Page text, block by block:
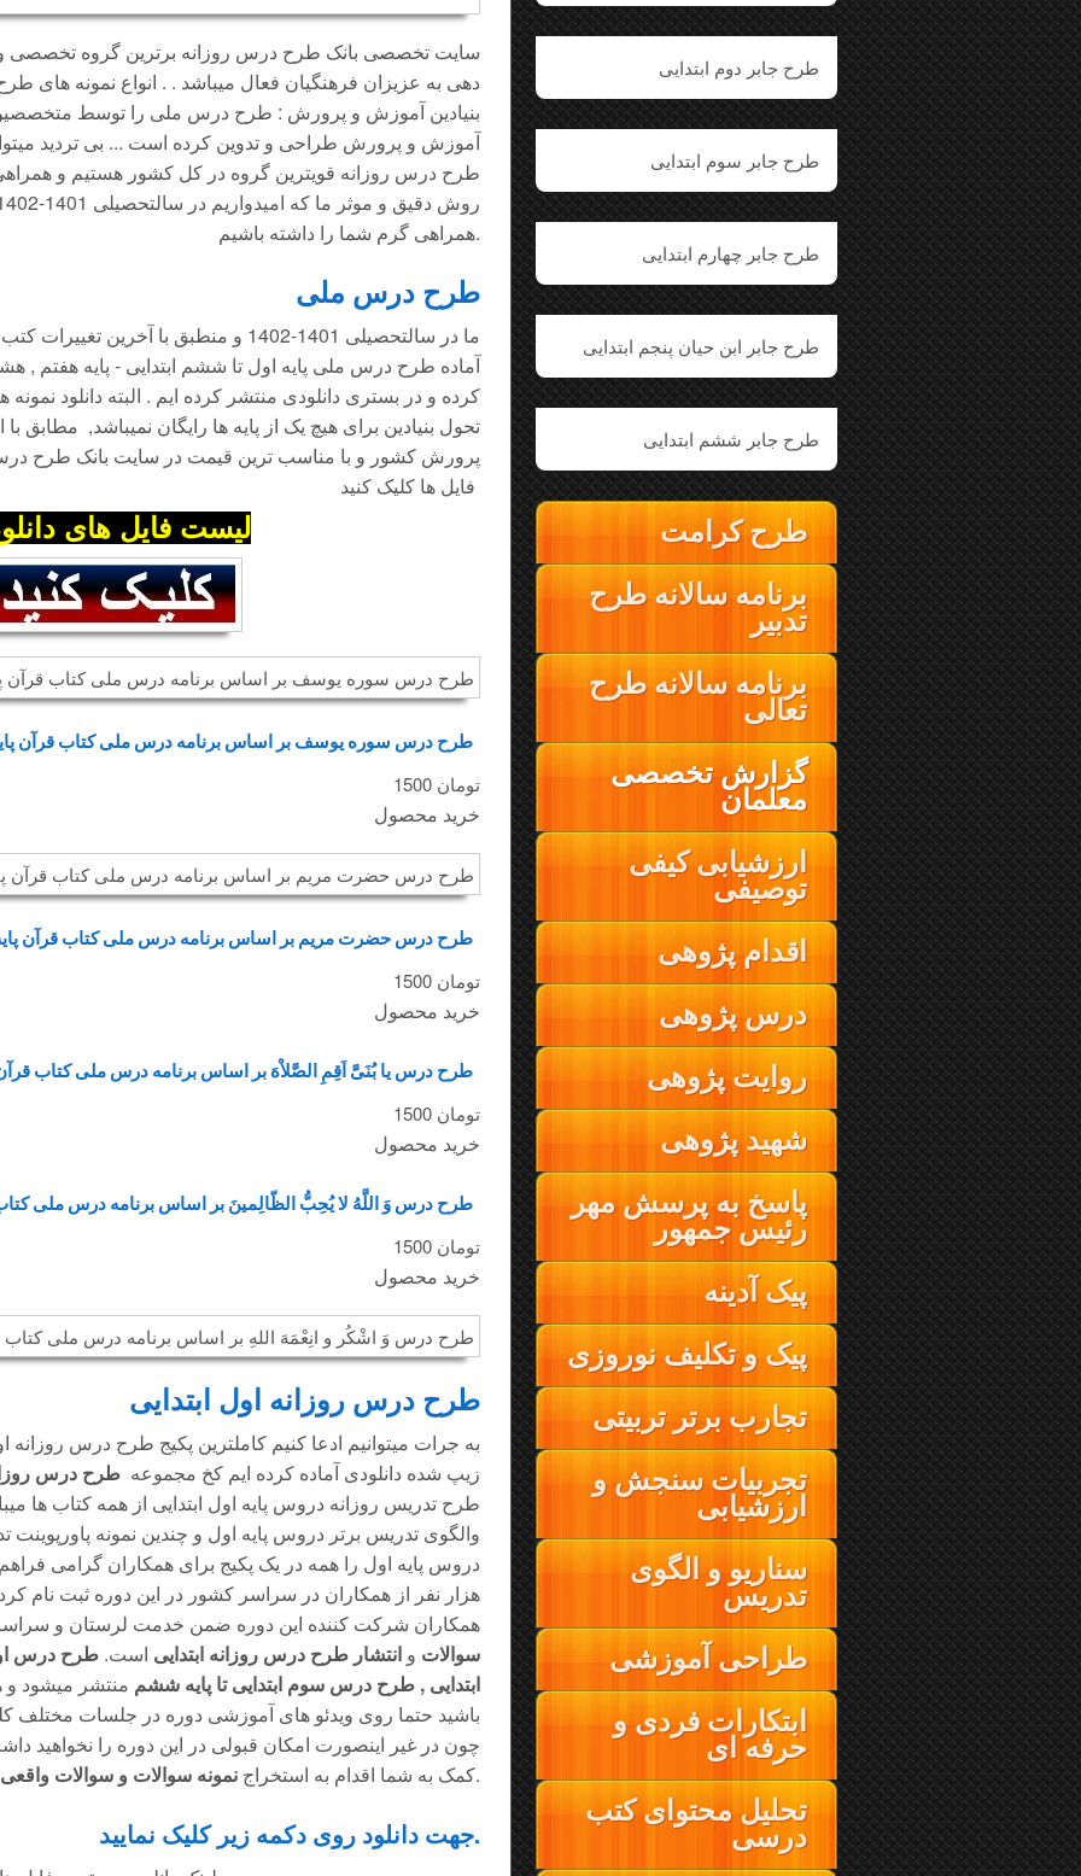
سایت تخصصی بانک طرح درس روزانه برترین گروه تخصصی
دهی به عزیزان فرهنگیان فعال میباشد . . انواع نمونه های
بنیادین آموزش و پرورش : طرح درس ملی را توسط
آموزش و پرورش طراحی و تدوین کرده است ... بی تردید
طرح درس روزانه قویترین گروه در کل کشور هستیم و
همراهی گرم شما را داشته باشیم.
طرح درس ملی
ما در سالتحصیلی 1401-1402 و منطبق با
آماده طرح درس ملی پایه اول تا ششم ابتدایی - پایه هفتم ,
کرده و در بستری دانلودی منتشر کرده ایم . البته دانلود
تحول بنیادین برای هیچ یک از پایه ها رایگان نمیباشد, مطابق
پرورش کشور و با مناسب ترین قیمت در سایت بانک طرح
لیست فایل های
1500 تومان
خرید محصول
1500 تومان
خرید محصول
1500 تومان
خرید محصول
1500 تومان
خرید محصول
طرح درس روزانه اول ابتدایی
به جرات میتوانیم ادعا کنیم کاملترین پکیج طرح درس روزانه
زیپ شده دانلودی آماده کرده ایم کخ مجموعه طرح درس
والگوی تدریس برتر دروس پایه اول و چندین نمونه
هزار نفر از همکاران در سراسر کشور در این دوره ثبت نام
همکاران شرکت کننده این دوره ضمن خدمت لرستان و
سوالات و انتشار طرح درس روزانه ابتدایی است. طرح درس
ابتدایی , طرح درس سوم ابتدایی تا پایه ششم منتشر میشود و
باشید حتما روی ویدئو های آموزشی دوره در جلسات مختلف
چون در غیر اینصورت امکان قبولی در این دوره را نخواهید
کمک به شما اقدام به استخراج نمونه سوالات و سوالات میکنیم.
جهت دانلود روی دکمه زیر کلیک نمایید.
طرح جابر دوم ابتدایی
طرح جابر سوم ابتدایی
طرح جابر چهارم ابتدایی
طرح جابر ابن حیان پنجم ابتدایی
طرح جابر ششم ابتدایی
طرح کرامت
برنامه سالانه طرح
تدبیر
برنامه سالانه طرح
تعالی
گزارش تخصصی
معلمان
ارزشیابی کیفی
توصیفی
اقدام پژوهی
درس پژوهی
روایت پژوهی
شهید پژوهی
پاسخ به پرسش مهر
رئیس جمهور
پیک آدینه
پیک و تکلیف نوروزی
تجارب برتر تربیتی
تجربیات سنجش و
ارزشیابی
سناریو و الگوی
تدریس
طراحی آموزشی
ابتکارات فردی و
حرفه ای
تحلیل محتوای کتب
درسی